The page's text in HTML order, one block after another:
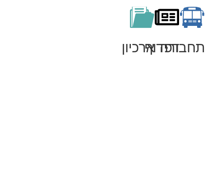
תחבורה
דפדוףארכיון